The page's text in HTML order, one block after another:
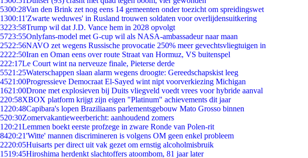
5300:28Van den Brink zet nog eens 14 gemeenten onder toezicht om spreidingswet
1300:11'Zwarte weduwes' in Rusland trouwen soldaten voor overlijdensuitkering
3223:58Trump wil dat J.D. Vance hem in 2028 opvolgt
5723:55Onlyfans-model met G-cup wil als NASA-ambassadeur naar maan
2522:56NAVO zet wegens Russische provocatie 250% meer gevechtsvliegtuigen in
2222:50Iran en Oman eens over route Straat van Hormuz, VS buitenspel
222:17Le Court wint na nerveuze finale, Pieterse derde
5521:25Waterschappen slaan alarm wegens droogte: Gereedschapskist leeg
4521:00Progressieve Democraat El-Sayed wint nipt voorverkiezing Michigan
1621:00Drone met explosieven bij Duits vliegveld voedt vrees voor hybride aanval
220:58XBOX platform krijgt zijn eigen "Platinum" achievements dit jaar
1220:48Capibara's lopen Braziliaans parlementsgebouw Mato Grosso binnen
520:30Zomervakantieweerbericht: aanhoudend zomers
1 20:21Lemmen boekt eerste profzege in zware Ronde van Polen-rit
8420:21'Witte' mannen discrimineren is volgens OM geen enkel probleem
2220:05Huisarts per direct uit vak gezet om ernstig alcoholmisbruik
1519:45Hiroshima herdenkt slachtoffers atoombom, 81 jaar later